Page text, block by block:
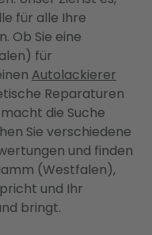
für alle Ihre
Ob Sie eine
für
Autolackierer
Reparaturen
die Suche
Sie verschiedene
und finden
(Westfalen),
und Ihr
bringt.